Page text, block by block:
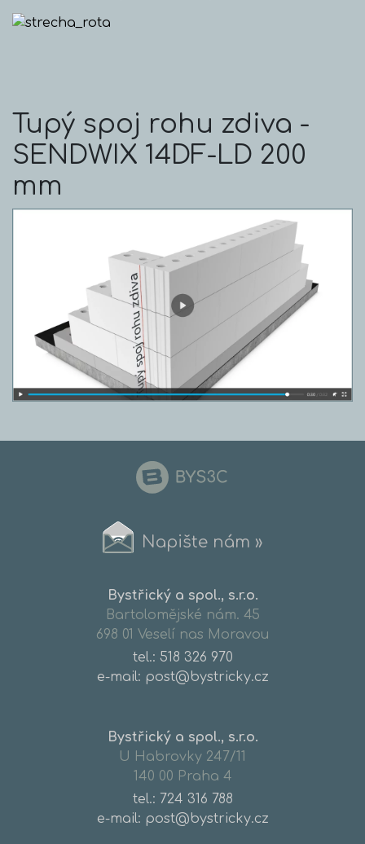
Tupý spoj rohu zdiva -
SENDWIX 14DF-LD 200
mm
Napište nám »
Bystřický a spol., s.r.o.
Bartolomějské nám. 45
698 01 Veselí nas Moravou
tel.: 518 326 970
e-mail: post@bystricky.cz
Bystřický a spol., s.r.o.
U Habrovky 247/11
140 00 Praha 4
tel.: 724 316 788
e-mail: post@bystricky.cz